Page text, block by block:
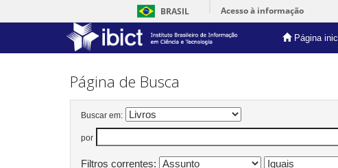
BRASIL Acesso à informação
Página
Skip
Página de Busca
Buscar em:
por
Filtros correntes: